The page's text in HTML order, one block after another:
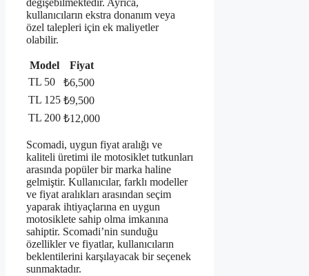
değişebilmektedir. Ayrıca,
kullanıcıların ekstra donanım veya
özel talepleri için ek maliyetler
olabilir.
Model
Fiyat
TL 50
₺6,500
TL 125 ₺9,500
TL 200 ₺12,000
Scomadi, uygun fiyat aralığı ve
kaliteli üretimi ile motosiklet tutkunları
arasında popüler bir marka haline
gelmiştir. Kullanıcılar, farklı modeller
ve fiyat aralıkları arasından seçim
yaparak ihtiyaçlarına en uygun
motosiklete sahip olma imkanına
sahiptir. Scomadi’nin sunduğu
özellikler ve fiyatlar, kullanıcıların
beklentilerini karşılayacak bir seçenek
sunmaktadır.